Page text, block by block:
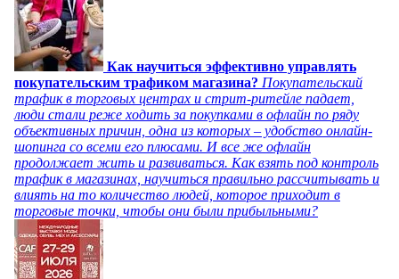
Как научиться эффективно управлять
покупательским трафиком магазина? Покупательский
трафик в торговых центрах и стрит-ритейле падает,
люди стали реже ходить за покупками в офлайн по ряду
объективных причин, одна из которых – удобство онлайн-
шопинга со всеми его плюсами. И все же офлайн
продолжает жить и развиваться. Как взять под контроль
трафик в магазинах, научиться правильно рассчитывать и
влиять на то количество людей, которое приходит в
торговые точки, чтобы они были прибыльными?